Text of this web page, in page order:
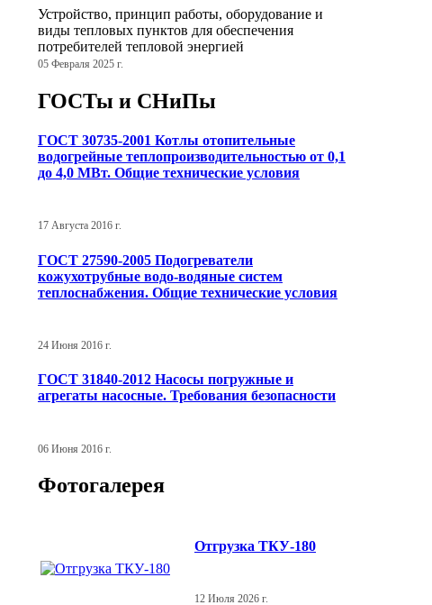
Устройство, принцип работы, оборудование и
виды тепловых пунктов для обеспечения
потребителей тепловой энергией
05 Февраля 2025 г.
ГОСТы и СНиПы
ГОСТ 30735-2001 Котлы отопительные
водогрейные теплопроизводительностью от 0,1
до 4,0 МВт. Общие технические условия
17 Августа 2016 г.
ГОСТ 27590-2005 Подогреватели
кожухотрубные водо-водяные систем
теплоснабжения. Общие технические условия
24 Июня 2016 г.
ГОСТ 31840-2012 Насосы погружные и
агрегаты насосные. Требования безопасности
06 Июня 2016 г.
Фотогалерея
Отгрузка ТКУ-180
12 Июля 2026 г.